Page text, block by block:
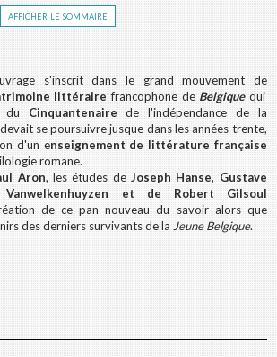
afficher le sommaire
s'inscrit dans le grand mouvement de
littéraire francophone de Belgiquequi
du Cinquantenaire de l'indépendance de la
se poursuivre jusque dans les années trente,
d'un enseignement de littérature française
romane.
Aron, les études deJoseph Hanse, Gustave
Vanwelkenhuyzen et de Robert Gilsoul
de ce pan nouveau du savoir alors que
des derniers survivants de la Jeune Belgique.